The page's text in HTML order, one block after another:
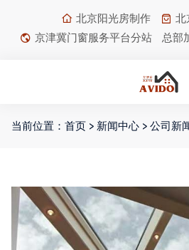
北京阳光房制作
北
京津冀门窗服务平台分站
总部
当前位置： 首页 > 新闻中心 > 公司新